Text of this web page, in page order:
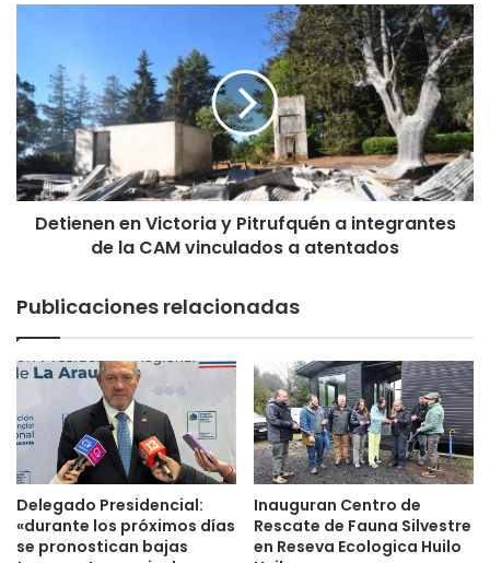
f
i
r
m
a
d
o
e
l
n
e
v
o
r
i
e
n
e
n
e
t
o
r
i
y
i
t
r
u
Detienen en Victoria y Pitrufquén a integrantes
de la CAM vinculados a atentados
Publicaciones relacionadas
Delegado Presidencial:
«durante los próximos días
se pronostican bajas
Inauguran Centro de
Rescate de Fauna Silvestre
en Reseva Ecologica Huilo